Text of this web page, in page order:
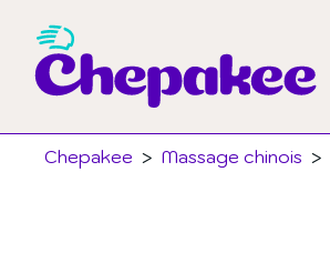
Chepakee > Massage chinois >